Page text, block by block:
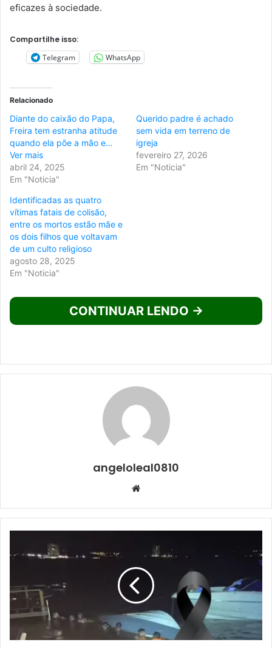
eficazes à sociedade.
Compartilhe isso:
Telegram
WhatsApp
Relacionado
Diante do caixão do Papa,
Freira tem estranha atitude
quando ela põe a mão e…
Ver mais
abril 24, 2025
Em "Noticia"
Querido padre é achado
sem vida em terreno de
igreja
fevereiro 27, 2026
Em "Noticia"
Identificadas as quatro
vítimas fatais de colisão,
entre os mortos estão mãe e
os dois filhos que voltavam
de um culto religioso
agosto 28, 2025
Em "Noticia"
CONTINUAR LENDO →
angeloleal0810
Website